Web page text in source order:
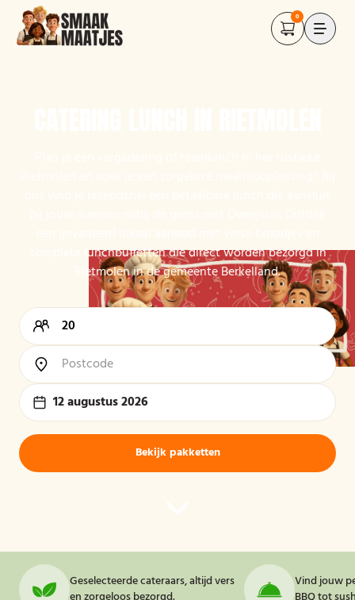
0
complete lunchbuffetten die direct worden bezorgd in
Rietmolen in de gemeente Berkelland.
12 augustus 2026
Bekijk pakketten
Geselecteerde cateraars, altijd vers
Vind jouw